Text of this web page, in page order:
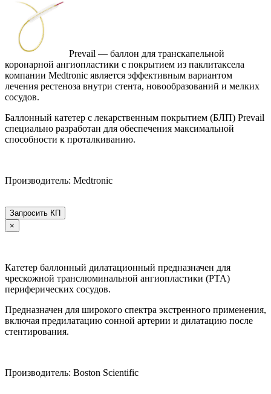
Prevail — баллон для транскапельной
коронарной ангиопластики с покрытием из паклитаксела
компании Medtronic является эффективным вариантом
лечения рестеноза внутри стента, новообразований и мелких
сосудов.
Баллонный катетер с лекарственным покрытием (БЛП) Prevail
специально разработан для обеспечения максимальной
способности к проталкиванию.
Производитель: Medtronic
Запросить КП
×
Катетер баллонный дилатационный предназначен для
чрескожной транслюминальной ангиопластики (PTA)
периферических сосудов.
Предназначен для широкого спектра экстренного применения,
включая предилатацию сонной артерии и дилатацию после
стентирования.
Производитель: Boston Scientific